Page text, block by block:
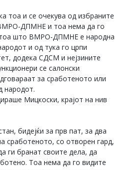
тоа и се очекува од избраните
ДПМНЕ и тоа нема да го
што ВМРО-ДПМНЕ е народна
и од тука го црпи
додека СДСМ и нејзините
се салонски
за сработеното или
народот.
Мицкоски, крајот на нив
бидејќи за прв пат, за два
сработеното, со отворен гард,
ги бранат своите дела, да
Тоа нема да го видите